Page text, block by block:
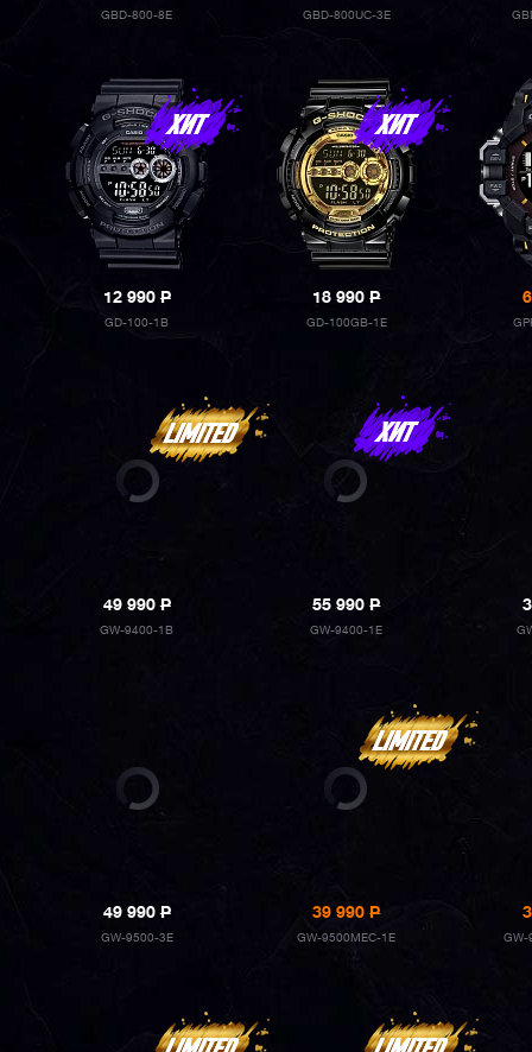
GBD-800-8E GBD-800UC-3E
12 990P
GD-100-1B
18 990P
GD-100GB-1E
49 990P
GW-9400-1B
55 990P
GW-9400-1E
49 990P
GW-9500-3E
39 990P
GW-9500MEC-1E GW-